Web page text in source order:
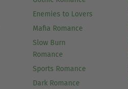
Enemies to Lovers
Mafia Romance
Slow Burn
Romance
Sports Romance
Dark Romance